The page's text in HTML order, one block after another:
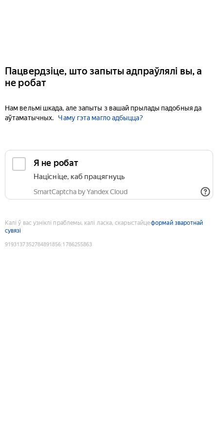
Пацвердзіце, што запыты адпраўлялі вы, а
не робат
Нам вельмі шкада, але запыты з вашай прылады падобныя да
аўтаматычных.
Чаму гэта магло адбыцца?
Я не робат
Націсніце, каб працягнуць
SmartCaptcha by Yandex Cloud
Калі ў вас узніклі праблемы, калі ласка, скарыстайцеформай зваротнай
сувязі
9193137352784891856:1786255863